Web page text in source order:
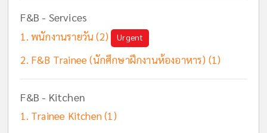
F&B - Services
พนักงานรายวัน (2) Urgent
F&B Trainee (นักศึกษาฝึกงานห้องอาหาร) (1)
F&B - Kitchen
Trainee Kitchen (1)